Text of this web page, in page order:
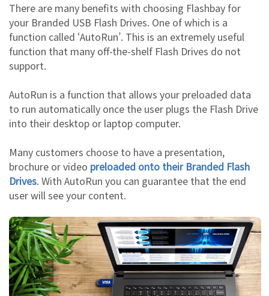
There are many benefits with choosing Flashbay for
your Branded USB Flash Drives. One of which is a
function called ‘AutoRun’. This is an extremely useful
function that many off-the-shelf Flash Drives do not
support.
AutoRun is a function that allows your preloaded data
to run automatically once the user plugs the Flash Drive
into their desktop or laptop computer.
Many customers choose to have a presentation,
brochure or video preloaded onto their Branded Flash
Drives. With AutoRun you can guarantee that the end
user will see your content.